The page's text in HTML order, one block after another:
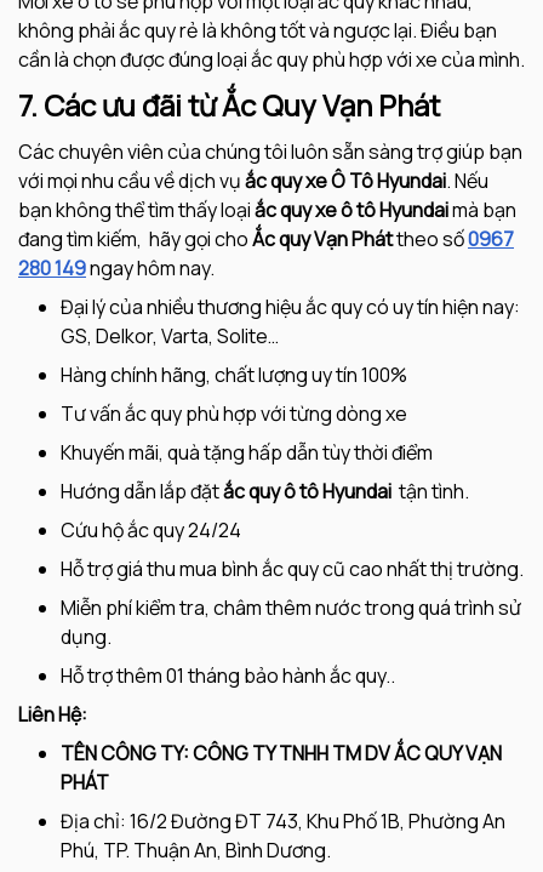
không phải ắc quy rẻ là không tốt và ngược lại. Điều bạn
cần là chọn được đúng loại ắc quy phù hợp với xe của mình.
7. Các ưu đãi từ Ắc Quy Vạn Phát
Các chuyên viên của chúng tôi luôn sẵn sàng trợ giúp bạn
với mọi nhu cầu về dịch vụắc quy xe Ô TôHyundai. Nếu
bạn không thể tìm thấy loạiắc quy xe ô tôHyundaimà bạn
đang tìm kiếm, hãy gọi choẮc quy Vạn Pháttheo số0967
280 149ngay hôm nay.
Đại lý của nhiều thương hiệu ắc quy có uy tín hiện nay:
GS, Delkor, Varta, Solite…
Hàng chính hãng, chất lượng uy tín 100%
Tư vấn ắc quy phù hợp với từng dòng xe
Khuyến mãi, quà tặng hấp dẫn tùy thời điểm
Hướng dẫn lắp đặtắc quy ô tô Hyundai tận tình.
Cứu hộ ắc quy 24/24
Hỗ trợ giá thu mua bình ắc quy cũ cao nhất thị trường.
Miễn phí kiểm tra, châm thêm nước trong quá trình sử
dụng.
Hỗ trợ thêm 01 tháng bảo hành ắc quy..
Liên Hệ:
TÊN CÔNG TY: CÔNG TY TNHH TM DV ẮC QUY VẠN
PHÁT
Địa chỉ: 16/2 Đường ĐT 743, Khu Phố 1B, Phường An
Phú, TP. Thuận An, Bình Dương.